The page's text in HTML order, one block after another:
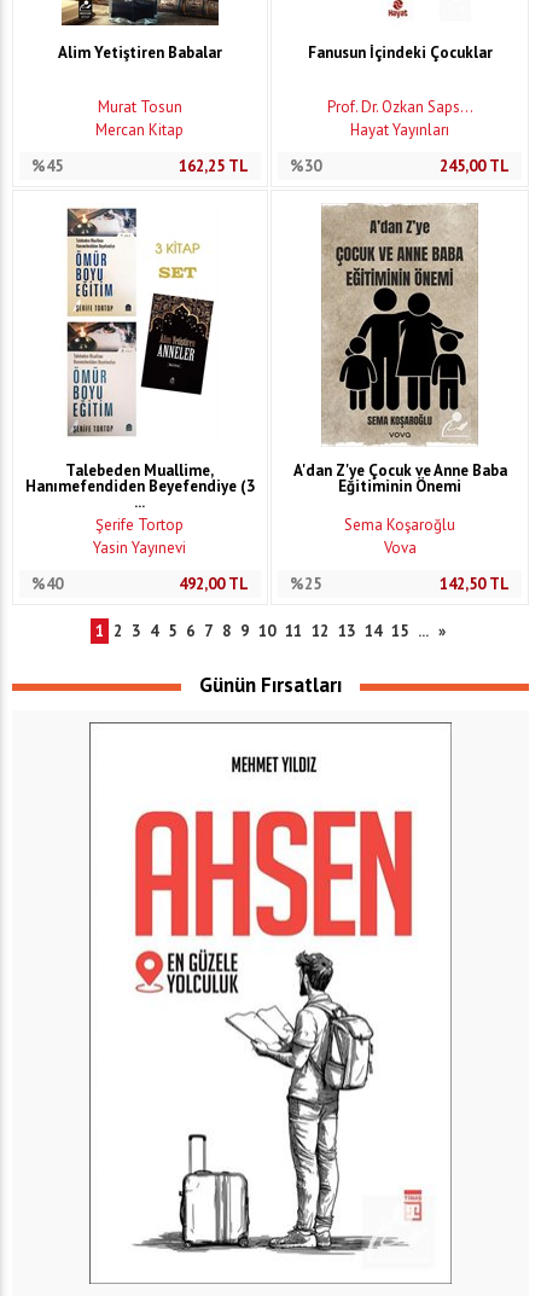
Alim Yetiştiren Babalar
Murat Tosun
Mercan Kitap
%45
162,25TL
Fanusun İçindeki Çocuklar
Prof. Dr. Özkan Saps...
Hayat Yayınları
%30
245,00TL
Talebeden Muallime,
Hanımefendiden Beyefendiye (3
...
Şerife Tortop
Yasin Yayınevi
%40
492,00TL
A'dan Z'ye Çocuk ve Anne Baba
Eğitiminin Önemi
Sema Koşaroğlu
Vova
%25
142,50TL
1 2 3 4 5 6 7 8 9 10 11 12 13 14 15 ... »
Günün Fırsatları